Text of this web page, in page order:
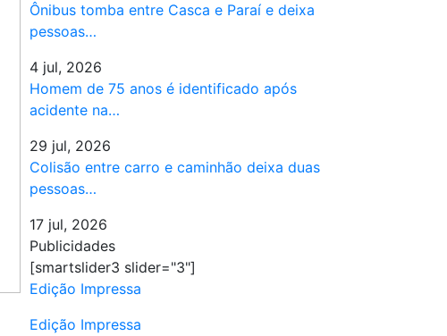
Ônibus tomba entre Casca e Paraí e deixa
pessoas…
4 jul, 2026
Homem de 75 anos é identificado após
acidente na…
29 jul, 2026
Colisão entre carro e caminhão deixa duas
pessoas…
17 jul, 2026
Publicidades
[smartslider3 slider="3"]
Edição Impressa
Edição Impressa